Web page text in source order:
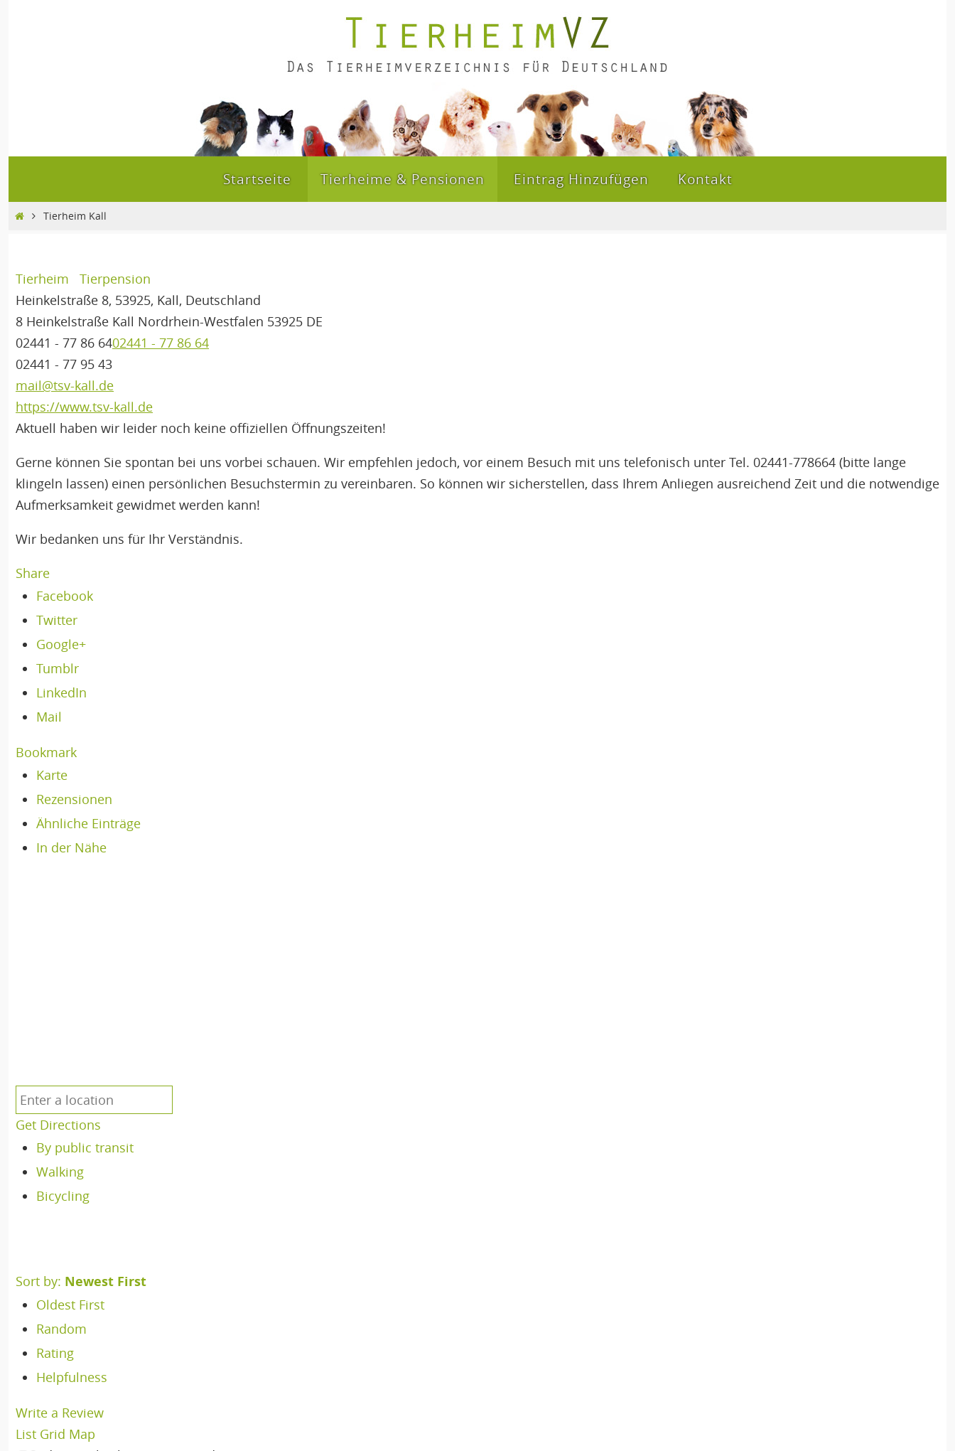
Startseite Tierheime & Pensionen Eintrag Hinzufügen Kontakt
HomeTierheim Kall
Tierheim
Tierpension
Heinkelstraße 8, 53925, Kall, Deutschland
8 Heinkelstraße Kall Nordrhein-Westfalen 53925 DE
02441 - 77 86 6402441 - 77 86 64
02441 - 77 95 43
mail@tsv-kall.de
https://www.tsv-kall.de
Aktuell haben wir leider noch keine offiziellen Öffnungszeiten!
Gerne können Sie spontan bei uns vorbei schauen. Wir empfehlen jedoch, vor einem Besuch mit uns telefonisch unter Tel. 02441-778664 (bitte lange
klingeln lassen) einen persönlichen Besuchstermin zu vereinbaren. So können wir sicherstellen, dass Ihrem Anliegen ausreichend Zeit und die notwendige
Aufmerksamkeit gewidmet werden kann!
Wir bedanken uns für Ihr Verständnis.
Share
Facebook
Twitter
Google+
Tumblr
LinkedIn
Mail
Bookmark
Karte
Rezensionen
Ähnliche Einträge
In der Nähe
Get Directions
By public transit
Walking
Bicycling
Sort by: Newest First
Oldest First
Random
Rating
Helpfulness
Write a Review
List Grid Map